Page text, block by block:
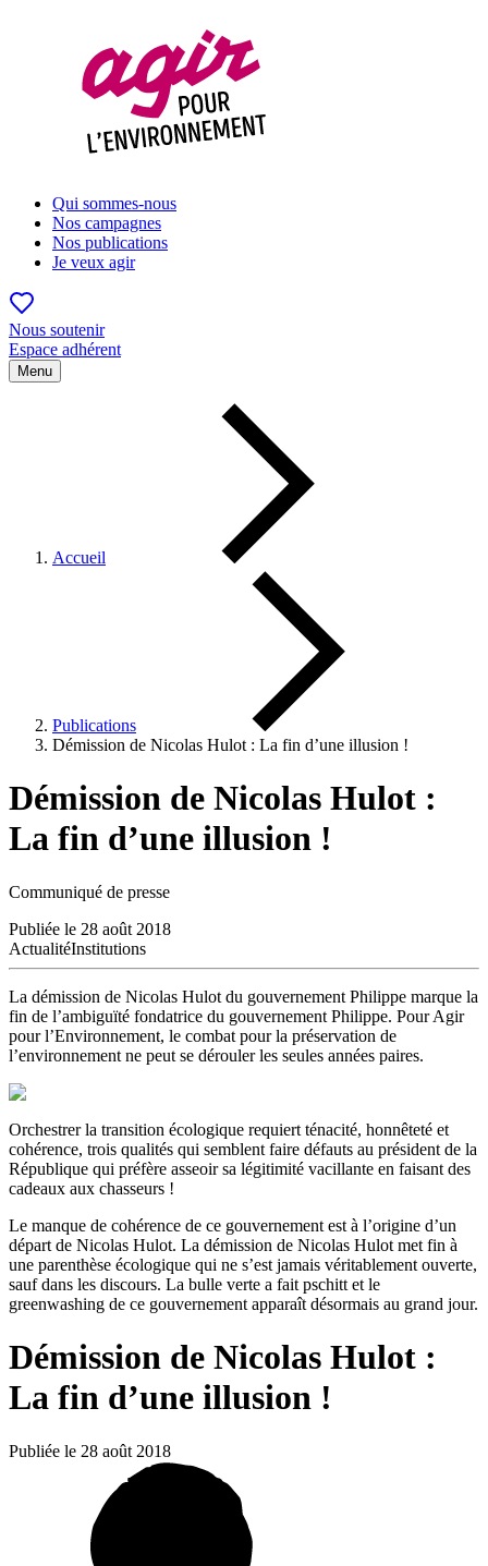
Qui sommes-nous
Nos campagnes
Nos publications
Je veux agir
Nous soutenir
Espace adhérent
Menu
Accueil
Publications
Démission de Nicolas Hulot : La fin d’une illusion !
Démission de Nicolas Hulot :
La fin d’une illusion !
Communiqué de presse
Publiée le 28 août 2018
ActualitéInstitutions
La démission de Nicolas Hulot du gouvernement Philippe marque la
fin de l’ambiguïté fondatrice du gouvernement Philippe. Pour Agir
pour l’Environnement, le combat pour la préservation de
l’environnement ne peut se dérouler les seules années paires.
Orchestrer la transition écologique requiert ténacité, honnêteté et
cohérence, trois qualités qui semblent faire défauts au président de la
République qui préfère asseoir sa légitimité vacillante en faisant des
cadeaux aux chasseurs !
Le manque de cohérence de ce gouvernement est à l’origine d’un
départ de Nicolas Hulot. La démission de Nicolas Hulot met fin à
une parenthèse écologique qui ne s’est jamais véritablement ouverte,
sauf dans les discours. La bulle verte a fait pschitt et le
greenwashing de ce gouvernement apparaît désormais au grand jour.
Démission de Nicolas Hulot :
La fin d’une illusion !
Publiée le 28 août 2018